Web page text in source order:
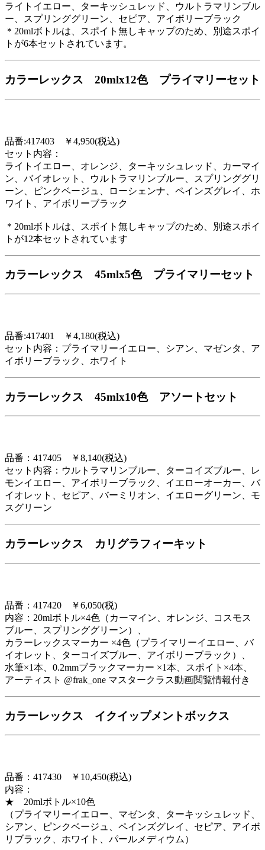
ライトイエロー、ターキッシュレッド、ウルトラマリンブル
ー、スプリンググリーン、セピア、アイボリーブラック
＊20mlボトルは、スポイト無しキャップのため、別途スポイ
トが6本セットされています。
カラーレックス 20mlx12色 プライマリーセット
品番:417403 ￥4,950(税込)
セット内容：
ライトイエロー、オレンジ、ターキッシュレッド、カーマイ
ン、バイオレット、ウルトラマリンブルー、スプリンググリ
ーン、ピンクベージュ、ローシェンナ、ペインズグレイ、ホ
ワイト、アイボリーブラック
＊20mlボトルは、スポイト無しキャップのため、別途スポイ
トが12本セットされています
カラーレックス 45mlx5色 プライマリーセット
品番:417401 ￥4,180(税込)
セット内容：プライマリーイエロー、シアン、マゼンタ、ア
イボリーブラック、ホワイト
カラーレックス 45mlx10色 アソートセット
品番：417405 ￥8,140(税込)
セット内容：ウルトラマリンブルー、ターコイズブルー、レ
モンイエロー、アイボリーブラック、イエローオーカー、バ
イオレット、セピア、バーミリオン、イエローグリーン、モ
スグリーン
カラーレックス カリグラフィーキット
品番：417420 ￥6,050(税)
内容：20mlボトル×4色（カーマイン、オレンジ、コスモス
ブルー、スプリンググリーン）、
カラーレックスマーカー ×4色（プライマリーイエロー、バ
イオレット、ターコイズブルー、アイボリーブラック）、
水筆×1本、0.2mmブラックマーカー ×1本、スポイト×4本、
アーティスト @frak_one マスタークラス動画閲覧情報付き
カラーレックス イクイップメントボックス
品番：417430 ￥10,450(税込)
内容：
★ 20mlボトル×10色
（プライマリーイエロー、マゼンタ、ターキッシュレッド、
シアン、ピンクベージュ、ペインズグレイ、セピア、アイボ
リブラック、ホワイト、パールメディウム）